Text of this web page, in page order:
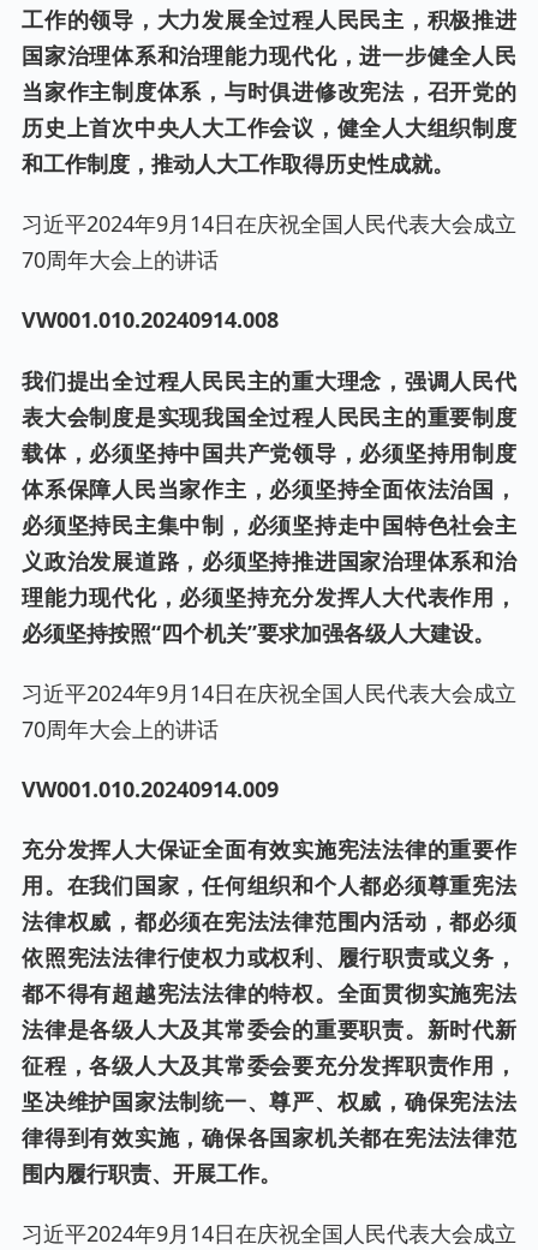
工作的领导，大力发展全过程人民民主，积极推进
国家治理体系和治理能力现代化，进一步健全人民
当家作主制度体系，与时俱进修改宪法，召开党的
历史上首次中央人大工作会议，健全人大组织制度
和工作制度，推动人大工作取得历史性成就。
习近平2024年9月14日在庆祝全国人民代表大会成立
70周年大会上的讲话
VW001.010.20240914.008
我们提出全过程人民民主的重大理念，强调人民代
表大会制度是实现我国全过程人民民主的重要制度
载体，必须坚持中国共产党领导，必须坚持用制度
体系保障人民当家作主，必须坚持全面依法治国，
必须坚持民主集中制，必须坚持走中国特色社会主
义政治发展道路，必须坚持推进国家治理体系和治
理能力现代化，必须坚持充分发挥人大代表作用，
必须坚持按照“四个机关”要求加强各级人大建设。
习近平2024年9月14日在庆祝全国人民代表大会成立
70周年大会上的讲话
VW001.010.20240914.009
充分发挥人大保证全面有效实施宪法法律的重要作
用。在我们国家，任何组织和个人都必须尊重宪法
法律权威，都必须在宪法法律范围内活动，都必须
依照宪法法律行使权力或权利、履行职责或义务，
都不得有超越宪法法律的特权。全面贯彻实施宪法
法律是各级人大及其常委会的重要职责。新时代新
征程，各级人大及其常委会要充分发挥职责作用，
坚决维护国家法制统一、尊严、权威，确保宪法法
律得到有效实施，确保各国家机关都在宪法法律范
围内履行职责、开展工作。
习近平2024年9月14日在庆祝全国人民代表大会成立